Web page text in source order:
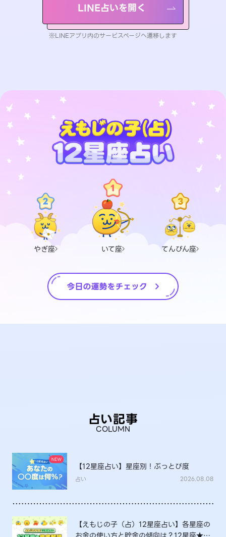
LINE占いを開く
※LINEアプリ内のサービスページへ遷移します
やぎ座 いて座 てんびん座
占い記事
COLUMN
【12星座占い】星座別！ぶっとび度
占い 2026.08.08
【えもじの子（占）12星座占い】各星座の